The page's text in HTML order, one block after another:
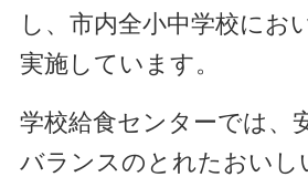
し、市内全小中学校にお
実施しています。
学校給食センターでは、
バランスのとれたおいし